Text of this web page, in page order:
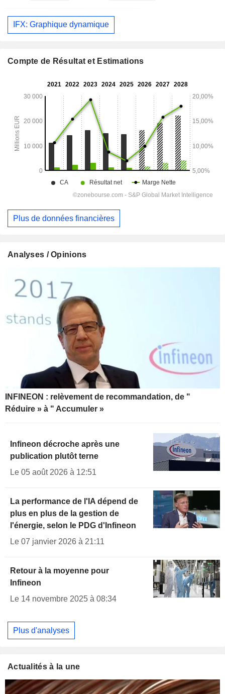
IFX: Graphique dynamique
Compte de Résultat et Estimations
Plus de données financières
Analyses / Opinions
INFINEON : relèvement de recommandation, de "
Réduire » à " Accumuler »
Infineon décroche après une
publication plutôt terne
Le 05 août 2026 à 12:51
La performance de l'IA dépend de
plus en plus de la gestion de
l'énergie, selon le PDG d'Infineon
Le 07 janvier 2026 à 21:11
Retour à la moyenne pour
Infineon
Le 14 novembre 2025 à 08:34
Plus d'analyses
Actualités à la une